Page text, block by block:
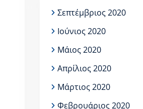
Σεπτέμβριος 2020
Ιούνιος 2020
Μάιος 2020
Απρίλιος 2020
Μάρτιος 2020
Φεβρουάριος 2020